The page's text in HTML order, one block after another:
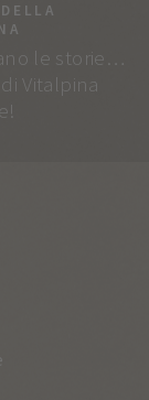
le storie…
Vitalpina